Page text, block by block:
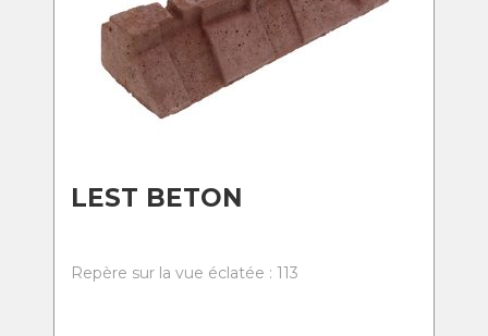
LEST BETON
Repère sur la vue éclatée : 113